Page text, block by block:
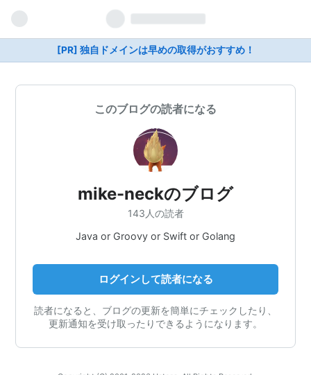
[PR] 独自ドメインは早めの取得がおすすめ！
このブログの読者になる
mike-neckのブログ
143人の読者
Java or Groovy or Swift or Golang
ログインして読者になる
読者になると、ブログの更新を簡単にチェックしたり、
更新通知を受け取ったりできるようになります。